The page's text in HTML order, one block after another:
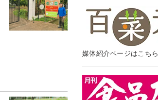
媒体紹介ページはこちら